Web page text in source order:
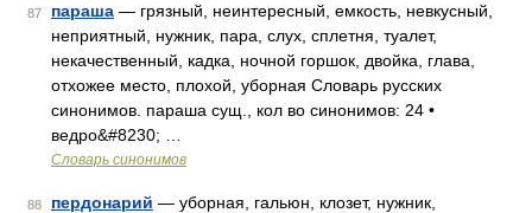
87 параша — грязный, неинтересный, емкость, невкусный,
неприятный, нужник, пара, слух, сплетня, туалет,
некачественный, кадка, ночной горшок, двойка, глава,
отхожее место, плохой, уборная Словарь русских
синонимов. параша сущ., кол во синонимов: 24 •
ведро&#8230; …
Словарь синонимов
88 пердонарий — уборная, гальюн, клозет, нужник,